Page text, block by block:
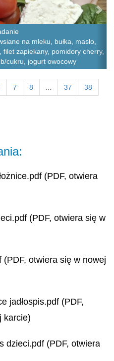
na mleku, bułka, masło,
filet zapiekany, pomidory cherry,
cukru, jogurt owocowy
7 8 37 38
(PDF, otwiera
(PDF, otwiera się w
(PDF, otwiera się w nowej
jadłospis.pdf (PDF,
karcie)
dzieci.pdf (PDF, otwiera